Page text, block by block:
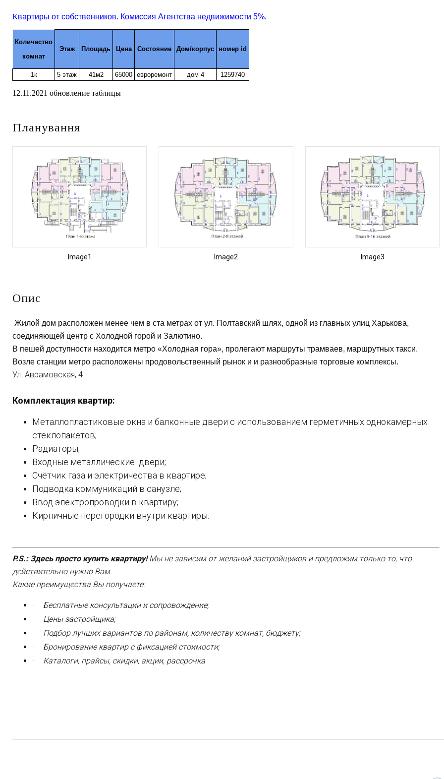
Квартиры от собственников. Комиссия Агентства недвижимости 5%.
Количество
комнат
Этаж Площадь Цена Состояние Дом/корпус номер id
1к 5 этаж 41м2 65000 евроремонт дом 4 1259740
12.11.2021 обновление таблицы
Планування
Image1 Image2 Image3
Опис
Жилой дом расположен менее чем в ста метрах от ул. Полтавский шлях, одной из главных улиц Харькова,
соединяющей центр с Холодной горой и Залютино.
В пешей доступности находится метро «Холодная гора», пролегают маршруты трамваев, маршрутных такси.
Возле станции метро расположены продовольственный рынок и и разнообразные торговые комплексы.
Ул. Аврамовская, 4
Комплектация квартир:
Металлопластиковые окна и балконные двери с использованием герметичных однокамерных
стеклопакетов;
Радиаторы;
Входные металлические двери;
Счётчик газа и электричества в квартире;
Подводка коммуникаций в санузле;
Ввод электропроводки в квартиру;
Кирпичные перегородки внутри квартиры.
P.S.: Здесь просто купить квартиру!Мы не зависим от желаний застройщиков и предложим только то, что
действительно нужноВам.
Какие преимущества Вы получаете:
· Бесплатные консультации и сопровождение;
·
Цены застройщика;
·
Подбор лучших вариантов по районам, количеству комнат, бюджету;
·
Бронирование квартир с фиксацией стоимости;
·
Каталоги, прайсы, скидки, акции, рассрочка